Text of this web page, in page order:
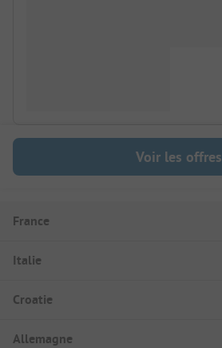
Voir les offres
France
Italie
Croatie
Allemagne